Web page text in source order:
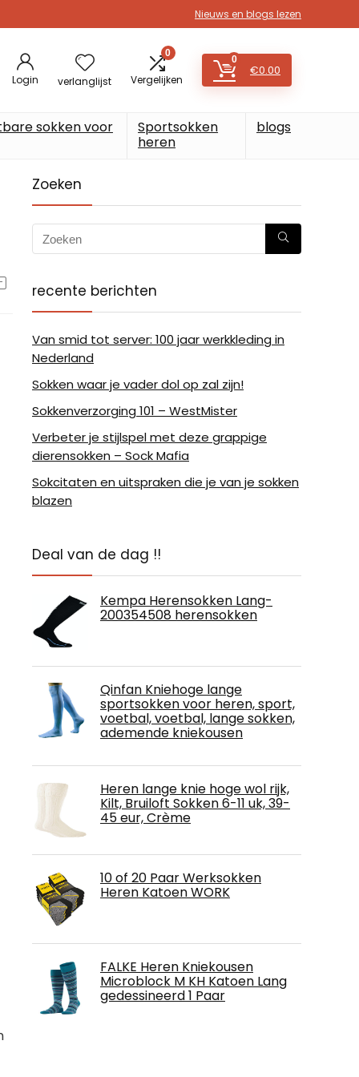
Nieuws en blogs lezen
Login verlanglijst
0
Vergelijken
0
€0.00
sokken voor
Sportsokken
heren
blogs
Zoeken
recente berichten
Van smid tot server: 100 jaar werkkleding in
Nederland
Sokken waar je vader dol op zal zijn!
Sokkenverzorging 101 – WestMister
Verbeter je stijlspel met deze grappige
dierensokken – Sock Mafia
Sokcitaten en uitspraken die je van je sokken
blazen
Deal van de dag !!
Kempa Herensokken Lang-
200354508 herensokken
Qinfan Kniehoge lange
sportsokken voor heren, sport,
voetbal, voetbal, lange sokken,
ademende kniekousen
Heren lange knie hoge wol rijk,
Kilt, Bruiloft Sokken 6-11 uk, 39-
45 eur, Crème
10 of 20 Paar Werksokken
Heren Katoen WORK
FALKE Heren Kniekousen
Microblock M KH Katoen Lang
gedessineerd 1 Paar